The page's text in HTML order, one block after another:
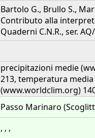
Bartolo G., Brullo S.,
Contributo alla
Quaderni C.N.R., ser.
precipitazioni medie
213, temperatura
(www.worldclim.org)
Passo Marinaro
, , ,